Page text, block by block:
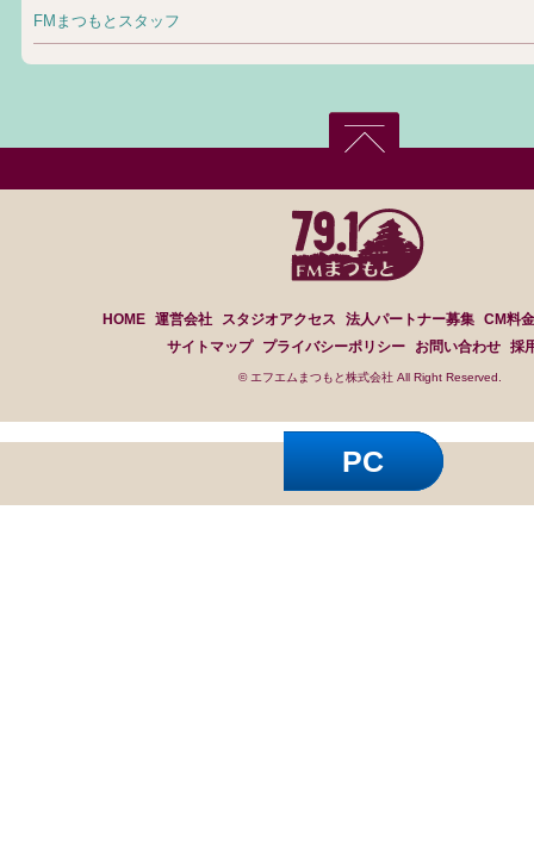
FMまつもとスタッフ
HOME 運営会社 スタジオアクセス 法人パートナー募集 CM料
サイトマップ
プライバシーポリシー お問い合わせ 採
© エフエムまつもと株式会社 All Right Reserved.
PC